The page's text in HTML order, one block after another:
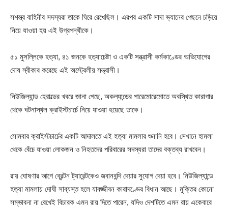
সশস্ত্র বাহিনীর সদস্যরা তাকে ঘিরে রেখেছিল। এরপর একটি সাদা ভ্যানের পেছনে চড়িয়ে
নিয়ে যাওয়া হয় এই উগ্রপন্থীকে।
৫১ মুসল্লিকে হত্যা, ৪১ জনকে হত্যাচেষ্টা ও একটি সন্ত্রাসী কর্মকাণ্ডের অভিযোগের
দোষ স্বীকার করেছে এই অস্ট্রেলীয় সন্ত্রাসী।
নিউজিল্যান্ড হেরাল্ডের খবরে জানা গেছে, অকল্যান্ডের পারেমোরেমোতে অবস্থিত কারাগার
থেকে ঘটনাস্থল ক্রাইস্টচার্চে নিয়ে যাওয়া হয়েছে তাকে।
সোমবার ক্রাইস্টচার্চের একটি আদালতে এই হত্যা মামলার শুনানি হবে। সেখানে হামলা
থেকে বেঁচে যাওয়া লোকজন ও নিহতদের পরিবারের সদস্যরা তাদের বক্তব্য রাখবেন।
রায় ঘোষণার আগে ব্রেন্টন ট্যারেন্টকেও জবানবন্দি দেয়ার সুযোগ দেয়া হবে। নিউজিল্যান্ডে
হত্যা মামলায় দোষী সাব্যস্ত হলে যাবজ্জীবন কারাদণ্ডের বিধান আছে। মুক্তির কোনো
সম্ভাবনা না রেখেই বিচারক এমন রায় দিতে পারেন, যদিও দেশটিতে এমন রায় একেবারে